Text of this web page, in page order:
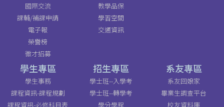
國際交流
課輔/補課申請
電子報
榮譽榜
徵才招募
教學品保
學習空間
交通資訊
學生專區
學生事務
課程資訊-課程規劃
課程資訊-必修科目表
招生專區
學士班--入學考
學士班--轉學考
學分學程
系友專區
系友回娘家
畢業生調查平台
校友資料庫